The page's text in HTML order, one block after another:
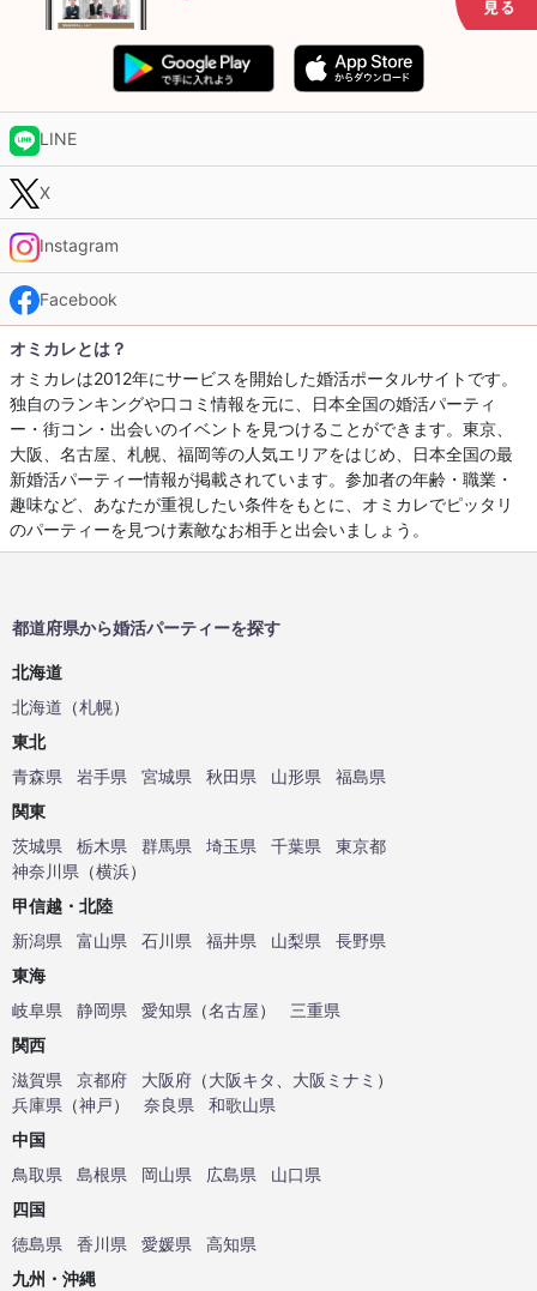
LINE
X
Instagram
Facebook
オミカレとは？
オミカレは2012年にサービスを開始した婚活ポータルサイトです。
独自のランキングや口コミ情報を元に、日本全国の婚活パーティ
ー・街コン・出会いのイベントを見つけることができます。東京、
大阪、名古屋、札幌、福岡等の人気エリアをはじめ、日本全国の最
新婚活パーティー情報が掲載されています。参加者の年齢・職業・
趣味など、あなたが重視したい条件をもとに、オミカレでピッタリ
のパーティーを見つけ素敵なお相手と出会いましょう。
都道府県から婚活パーティーを探す
北海道
北海道 （札幌）
東北
青森県
岩手県 宮城県 秋田県 山形県
福島県
関東
茨城県
栃木県 群馬県 埼玉県 千葉県
東京都
神奈川県 （横浜）
甲信越・北陸
新潟県
富山県 石川県 福井県 山梨県
長野県
東海
岐阜県
静岡県 愛知県 （名古屋）
三重県
関西
滋賀県
京都府 大阪府 （大阪キタ 大阪ミナミ ）
兵庫県 （神戸） 奈良県
和歌山県
中国
鳥取県
島根県 岡山県 広島県
山口県
四国
徳島県
香川県 愛媛県
高知県
九州・沖縄